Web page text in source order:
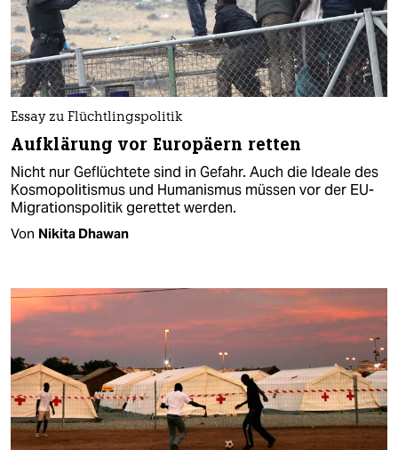
Essay zu Flüchtlingspolitik
Aufklärung vor Europäern retten
Nicht nur Geflüchtete sind in Gefahr. Auch die Ideale des
Kosmopolitismus und Humanismus müssen vor der EU-
Migrationspolitik gerettet werden.
Von Nikita Dhawan